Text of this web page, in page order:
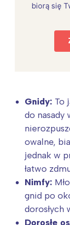
biorą się
Gnidy: To
do nasady
owalne,
jednak w
łatwo
Nimfy:
gnid po
dorosłych
Dorosłe